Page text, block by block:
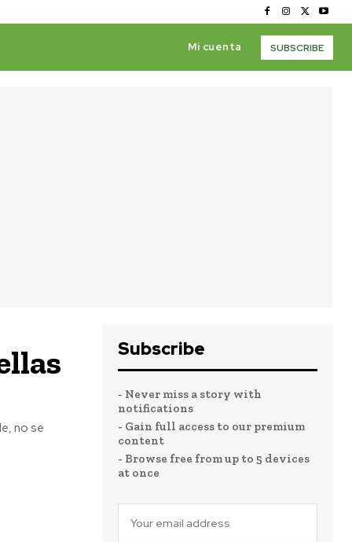
Mi cuenta SUBSCRIBE
no se
Subscribe
- Never miss a story with
notifications
- Gain full access to our premium
content
- Browse free from up to 5 devices
at once